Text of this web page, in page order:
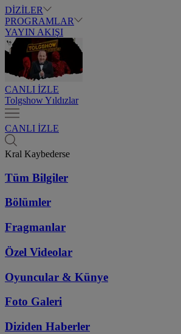
DİZİLER
PROGRAMLAR
YAYIN AKIŞI
CANLI İZLE
Tolgshow Yıldızlar
CANLI İZLE
Kral Kaybederse
Tüm Bilgiler
Bölümler
Fragmanlar
Özel Videolar
Oyuncular & Künye
Foto Galeri
Diziden Haberler